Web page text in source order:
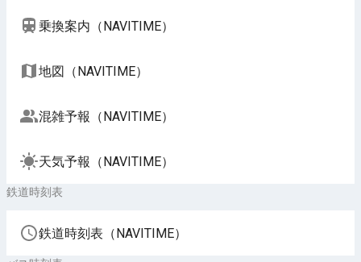
乗換案内（NAVITIME）
地図（NAVITIME）
混雑予報（NAVITIME）
天気予報（NAVITIME）
鉄道時刻表
鉄道時刻表（NAVITIME）